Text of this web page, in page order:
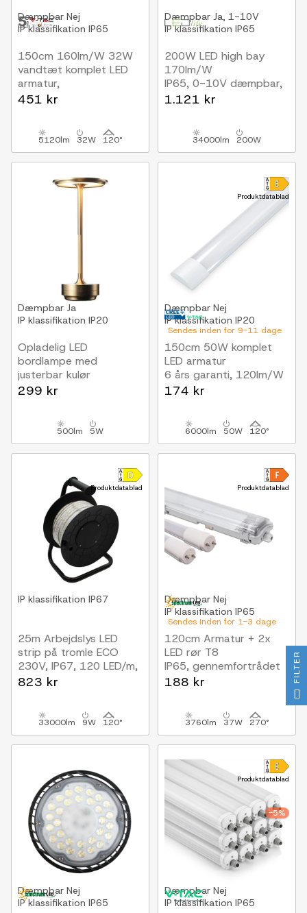
Dæmpbar Nej
IP klassifikation IP65
150cm 160lm/W 32W
vandtæt komplet LED
armatur,
Gennemfortrådet
451 kr
5120lm 32W 120°
Dæmpbar Ja, 1-10V
IP klassifikation IP65
200W LED high bay
170lm/W
IP65, 0-10V dæmpbar,
Inkl. 30 cm
1.121 kr
34000lm 200W
Dæmpbar Ja
IP klassifikation IP20
Opladelig LED
bordlampe med
justerbar kulør
Guld, touch dæmpbar,
299 kr
500lm 5W
Produktdatablad
Sendes inden for 9-11 dage
Dæmpbar Nej
IP klassifikation IP20
150cm 50W komplet
LED armatur
6 års garanti, 120lm/W
174 kr
6000lm 50W 120°
Produktdatablad
IP klassifikation IP67
25m Arbejdslys LED
strip på tromle ECO
230V, IP67, 120 LED/m,
9W/m, 1320 lm/m
823 kr
33000lm 9W 120°
Produktdatablad
Sendes inden for 1-3 dage
Dæmpbar Nej
IP klassifikation IP65
120cm Armatur + 2x
LED rør T8
IP65, gennemfortrådet
188 kr
3760lm 37W 270°
Dæmpbar Nej
IP klassifikation IP65
Produktdatablad
-5%
Dæmpbar Nej
IP klassifikation IP65
FILTER